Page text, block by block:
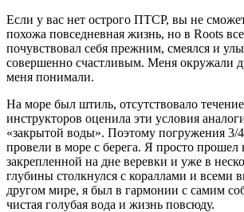
Если у вас нет острого ПТСР, вы не
похожа повседневная жизнь, но в Roots
почувствовал себя прежним, смеялся и
совершенно счастливым. Меня окружали
меня понимали.
На море был штиль, отсутствовало
инструкторов оценила эти условия
«закрытой воды». Поэтому погружения 3/
провели в море с берега. Я просто прошел
закрепленной на дне веревки и уже в
глубины столкнулся с кораллами и всеми
другом мире, я был в гармонии с самим
чистая голубая вода и жизнь повсюду.